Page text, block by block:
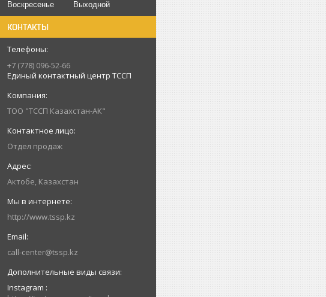
Воскресенье
Выходной
КОНТАКТЫ
+7 (778) 096-52-66
Единый контактный центр ТССП
ТОО "ТССП Казахстан-АК"
Отдел продаж
Актобе, Казахстан
http://www.tssp.kz
call-center@tssp.kz
Instagram